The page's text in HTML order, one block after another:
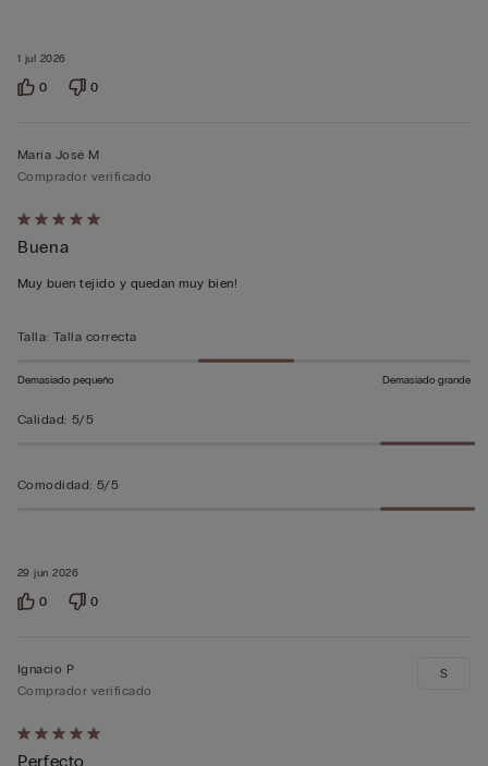
1 jul 2026
0 0
Calificación
de
5
5
29 jun 2026
María José M
Comprador verificado
Buena
Muy buen tejido y quedan muy bien!
Talla: Talla correcta
Demasiado pequeño Demasiado grande
Calidad: 5/5
Comodidad: 5/5
0 0
Calificación
Ignacio P
Comprador verificado
Perfecto
S